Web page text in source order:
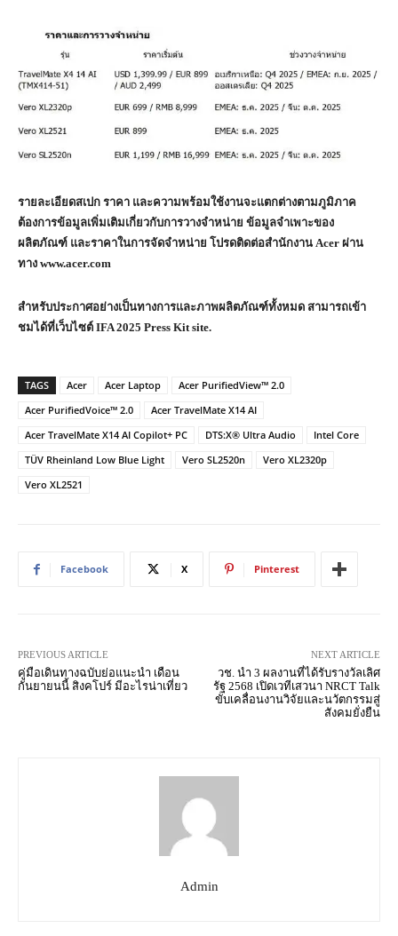
รายละเอียดสเปก ราคา และความพร้อมใช้งานจะแตกต่างตามภูมิภาค
ต้องการข้อมูลเพิ่มเติมเกี่ยวกับการวางจำหน่าย ข้อมูลจำเพาะของ
ผลิตภัณฑ์ และราคาในการจัดจำหน่าย โปรดติดต่อสำนักงาน Acer ผ่าน
ทาง www.acer.com
สำหรับประกาศอย่างเป็นทางการและภาพผลิตภัณฑ์ทั้งหมด สามารถเข้า
ชมได้ที่เว็บไซต์ IFA 2025 Press Kit site.
TAGS Acer Acer Laptop
Acer PurifiedView™ 2.0
Acer PurifiedVoice™ 2.0
Acer TravelMate X14 AI
Acer TravelMate X14 AI Copilot+ PC
DTS:X® Ultra Audio
Intel Core
TÜV Rheinland Low Blue Light
Vero SL2520n
Vero XL2320p
Vero XL2521
Facebook X Pinterest
PREVIOUS ARTICLE
คู่มือเดินทางฉบับย่อแนะนำ เดือน
กันยายนนี้ สิงคโปร์ มีอะไรน่าเที่ยว
NEXT ARTICLE
วช. นำ 3 ผลงานที่ได้รับรางวัลเลิศ
รัฐ 2568 เปิดเวทีเสวนา NRCT Talk
ขับเคลื่อนงานวิจัยและนวัตกรรมสู่
สังคมยั่งยืน
Admin